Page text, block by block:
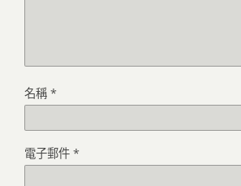
名稱 *
電子郵件 *